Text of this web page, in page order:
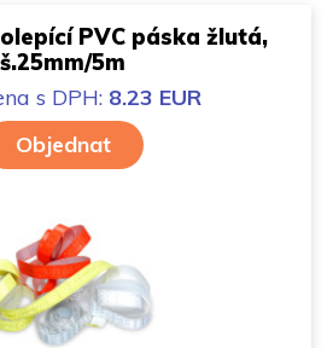
PVC páska žlutá,
š.25mm/5m
s DPH: 8.23 EUR
Objednat